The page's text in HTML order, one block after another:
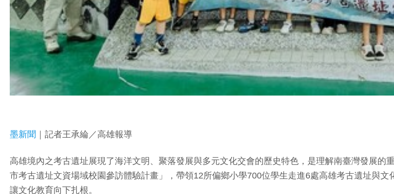
墨新聞 ｜記者王承綸／高雄報導
高雄境內之考古遺址展現了海洋文明、聚落發展與多元文化交會的歷史特色，是理解南臺灣發展
市考古遺址文資場域校園參訪體驗計畫」，帶領12所偏鄉小學700位學生走進6處高雄考古遺址與
讓文化教育向下扎根。